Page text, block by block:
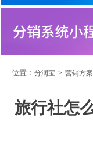
位置： 分润宝 > 营销方案
旅行社怎